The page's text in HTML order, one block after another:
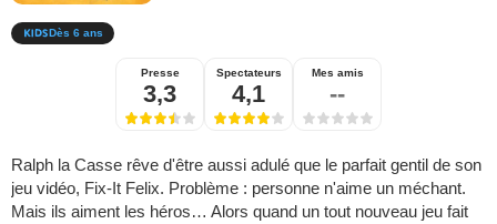
Dès 6 ans
Presse
3,3
Spectateurs
4,1
Mes amis
--
Ralph la Casse rêve d'être aussi adulé que le parfait gentil de son
jeu vidéo, Fix-It Felix. Problème : personne n'aime un méchant.
Mais ils aiment les héros… Alors quand un tout nouveau jeu fait